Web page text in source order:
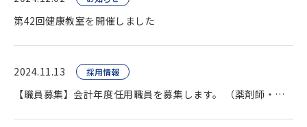
第42回健康教室を開催しました
2024.11.13 採用情報
【職員募集】会計年度任用職員を募集します。 （薬剤師・臨床検査技師・看護師ほか）